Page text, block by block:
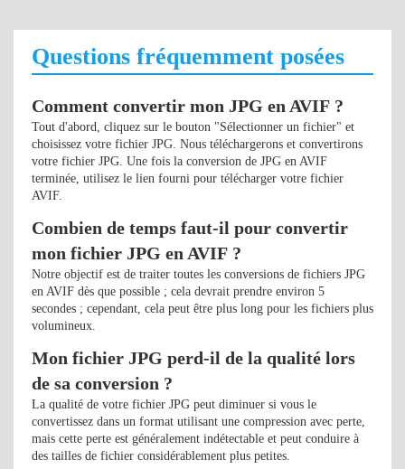
Questions fréquemment posées
Comment convertir mon JPG en AVIF ?
Tout d'abord, cliquez sur le bouton "Sélectionner un fichier" et
choisissez votre fichier JPG. Nous téléchargerons et convertirons
votre fichier JPG. Une fois la conversion de JPG en AVIF
terminée, utilisez le lien fourni pour télécharger votre fichier
AVIF.
Combien de temps faut-il pour convertir
mon fichier JPG en AVIF ?
Notre objectif est de traiter toutes les conversions de fichiers JPG
en AVIF dès que possible ; cela devrait prendre environ 5
secondes ; cependant, cela peut être plus long pour les fichiers plus
volumineux.
Mon fichier JPG perd-il de la qualité lors
de sa conversion ?
La qualité de votre fichier JPG peut diminuer si vous le
convertissez dans un format utilisant une compression avec perte,
mais cette perte est généralement indétectable et peut conduire à
des tailles de fichier considérablement plus petites.